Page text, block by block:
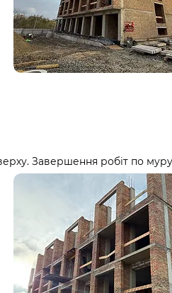
Завершення робіт по